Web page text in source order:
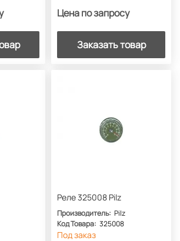
Цена по запросу
Заказать товар
Реле 325008 Pilz
Производитель: Pilz
Код Товара: 325008
Под заказ